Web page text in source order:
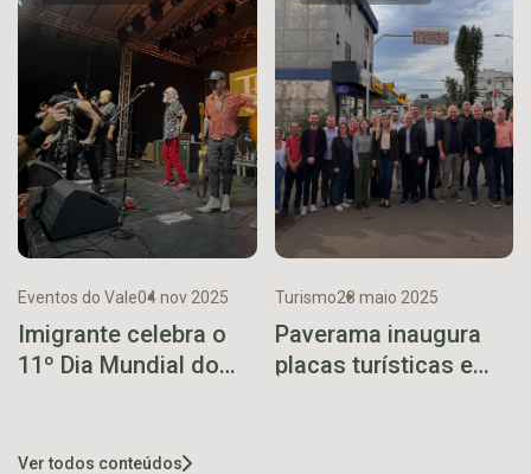
Eventos do Vale04 nov 2025
Imigrante celebra o
11º Dia Mundial do
solidariedade
Turismo28 maio 2025
Paverama inaugura
placas turísticas e
Ver todos conteúdos